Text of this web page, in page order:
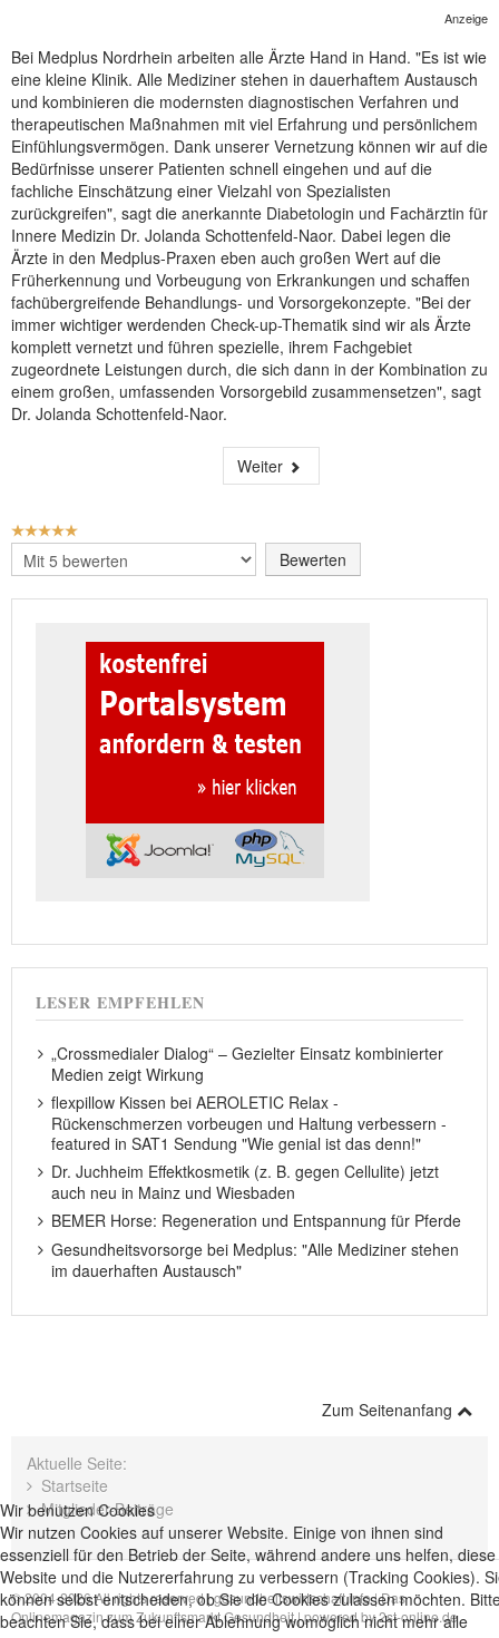
Anzeige
Bei Medplus Nordrhein arbeiten alle Ärzte Hand in Hand. "Es ist wie
eine kleine Klinik. Alle Mediziner stehen in dauerhaftem Austausch
und kombinieren die modernsten diagnostischen Verfahren und
therapeutischen Maßnahmen mit viel Erfahrung und persönlichem
Einfühlungsvermögen. Dank unserer Vernetzung können wir auf die
Bedürfnisse unserer Patienten schnell eingehen und auf die
fachliche Einschätzung einer Vielzahl von Spezialisten
zurückgreifen", sagt die anerkannte Diabetologin und Fachärztin für
Innere Medizin Dr. Jolanda Schottenfeld-Naor. Dabei legen die
Ärzte in den Medplus-Praxen eben auch großen Wert auf die
Früherkennung und Vorbeugung von Erkrankungen und schaffen
fachübergreifende Behandlungs- und Vorsorgekonzepte. "Bei der
immer wichtiger werdenden Check-up-Thematik sind wir als Ärzte
komplett vernetzt und führen spezielle, ihrem Fachgebiet
zugeordnete Leistungen durch, die sich dann in der Kombination zu
einem großen, umfassenden Vorsorgebild zusammensetzen", sagt
Dr. Jolanda Schottenfeld-Naor.
Weiter
BEWERTUNG:
Bitte
bewerten
LESER EMPFEHLEN
„Crossmedialer Dialog“ – Gezielter Einsatz kombinierter
Medien zeigt Wirkung
flexpillow Kissen bei AEROLETIC Relax -
Rückenschmerzen vorbeugen und Haltung verbessern -
featured in SAT1 Sendung "Wie genial ist das denn!"
Dr. Juchheim Effektkosmetik (z. B. gegen Cellulite) jetzt
auch neu in Mainz und Wiesbaden
BEMER Horse: Regeneration und Entspannung für Pferde
Gesundheitsvorsorge bei Medplus: "Alle Mediziner stehen
im dauerhaften Austausch"
Zum Seitenanfang
Aktuelle Seite:
Startseite
Mitglieder-Beiträge
© 2004-2026 All rights reserved |gesundheitswirtschaft.info | Das
Onlinemagazin zum Zukunftsmarkt Gesundheit| powered by2st-online.de
Wir benutzen Cookies
Wir nutzen Cookies auf unserer Website. Einige von ihnen sind
essenziell für den Betrieb der Seite, während andere uns helfen, diese
Website und die Nutzererfahrung zu verbessern (Tracking Cookies).
können selbst entscheiden, ob Sie die Cookies zulassen möchten.
beachten Sie, dass bei einer Ablehnung womöglich nicht mehr alle